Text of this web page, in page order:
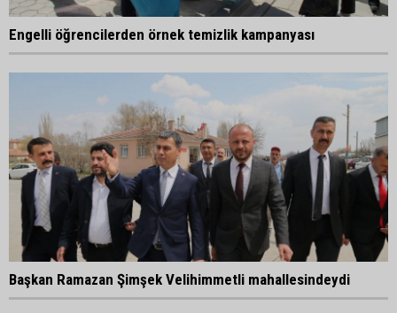
Engelli öğrencilerden örnek temizlik kampanyası
Başkan Ramazan Şimşek Velihimmetli mahallesindeydi